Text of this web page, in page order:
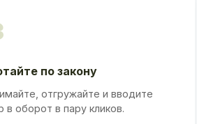
по закону
отгружайте и вводите
в оборот в пару кликов.